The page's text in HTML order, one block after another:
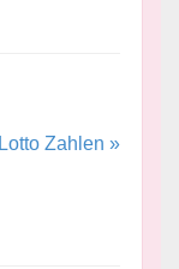
Lotto Zahlen »